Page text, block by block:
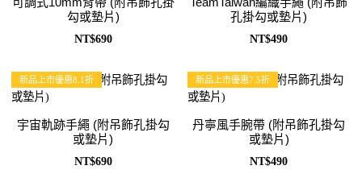
勾或墊片)
NT$690
孔掛勾或墊片)
NT$490
新品上市優惠8.1折
宇宙軌跡手繩 (附吊飾孔掛勾
或墊片)
NT$690
新品上市優惠7.5折
丹寧風手腕帶 (附吊飾孔掛勾
或墊片)
NT$490